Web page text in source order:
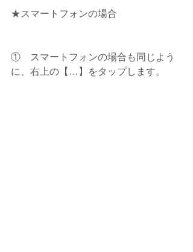
★スマートフォンの場合
①　スマートフォンの場合も同じよう
に、右上の【…】をタップします。